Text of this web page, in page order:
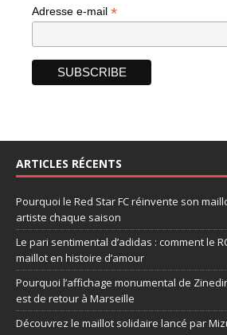
Adresse e-mail *
ARTICLES RÉCENTS
Pourquoi le Red Star FC réinvente son
artiste chaque saison
Le pari sentimental d’adidas : comment le
maillot en histoire d’amour
Pourquoi l’affichage monumental de
est de retour à Marseille
Découvrez le maillot solidaire lancé par